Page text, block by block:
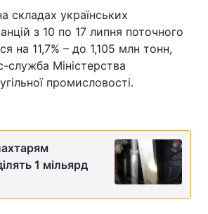
складах українських
з 10 по 17 липня поточного
на 11,7% – до 1,105 млн тонн,
служба Міністерства
промисловості.
1 мільярд